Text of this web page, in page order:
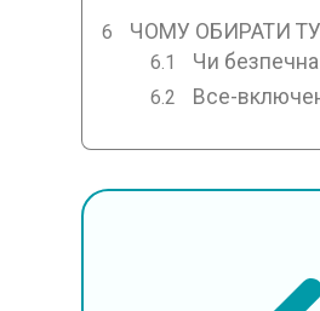
ЧОМУ ОБИРАТИ
Чи безпечна
Все-